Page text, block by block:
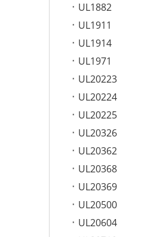
UL1882
UL1911
UL1914
UL1971
UL20223
UL20224
UL20225
UL20326
UL20362
UL20368
UL20369
UL20500
UL20604